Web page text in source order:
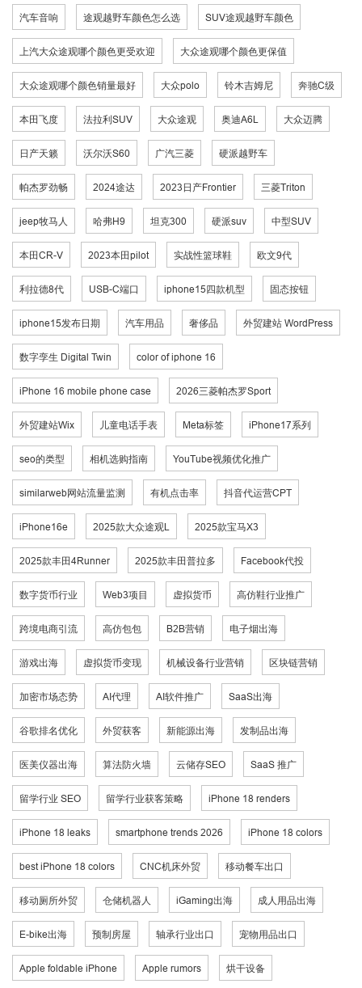
汽车音响 途观越野车颜色怎么选 SUV途观越野车颜色
上汽大众途观哪个颜色更受欢迎 大众途观哪个颜色更保值
大众途观哪个颜色销量最好 大众polo 铃木吉姆尼 奔驰C级
本田飞度 法拉利SUV 大众途观 奥迪A6L 大众迈腾
日产天籁 沃尔沃S60 广汽三菱 硬派越野车
帕杰罗劲畅 2024途达 2023日产Frontier 三菱Triton
jeep牧马人 哈弗H9 坦克300 硬派suv 中型SUV
本田CR-V 2023本田pilot 实战性篮球鞋 欧文9代
利拉德8代 USB-C端口 iphone15四款机型 固态按钮
iphone15发布日期 汽车用品 奢侈品 外贸建站 WordPress
数字孪生 Digital Twin color of iphone 16
iPhone 16 mobile phone case 2026三菱帕杰罗Sport
外贸建站Wix 儿童电话手表 Meta标签 iPhone17系列
seo的类型 相机选购指南 YouTube视频优化推广
similarweb网站流量监测 有机点击率 抖音代运营CPT
iPhone16e 2025款大众途观L 2025款宝马X3
2025款丰田4Runner 2025款丰田普拉多 Facebook代投
数字货币行业 Web3项目 虚拟货币 高仿鞋行业推广
跨境电商引流 高仿包包 B2B营销 电子烟出海
游戏出海 虚拟货币变现 机械设备行业营销 区块链营销
加密市场态势 AI代理 AI软件推广 SaaS出海
谷歌排名优化 外贸获客 新能源出海 发制品出海
医美仪器出海 算法防火墙 云储存SEO SaaS 推广
留学行业 SEO 留学行业获客策略 iPhone 18 renders
iPhone 18 leaks smartphone trends 2026 iPhone 18 colors
best iPhone 18 colors CNC机床外贸 移动餐车出口
移动厕所外贸 仓储机器人 iGaming出海 成人用品出海
E-bike出海 预制房屋 轴承行业出口 宠物用品出口
Apple foldable iPhone Apple rumors 烘干设备